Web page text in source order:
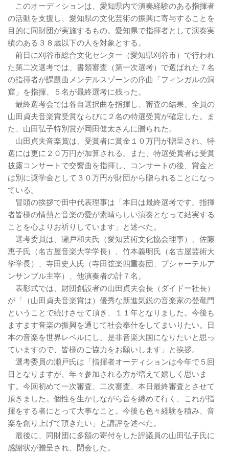
このオーディションは、愛知県内で演奏経験のある指揮者
の活動を支援し、愛知県の文化芸術の振興に寄与することを
目的に同財団が実施するもの。愛知県で指揮者として演奏実
績のある３８歳以下の人を対象とする。
前日に刈谷市総合文化センター（愛知県刈谷市）で行われ
た第二次選考では、書類審査（第一次選考）で選ばれた７名
の指揮者が課題曲メンデルスゾーンの序曲「フィンガルの洞
窟」を指揮、５名が最終選考に残った。
最終選考会では各自選択曲を指揮し、審査の結果、全員の
山田貞夫音楽賞受賞ならびに２名の特選受賞が確定した。ま
た、山田弘子特別賞が岡田健太さんに贈られた。
山田貞夫音楽賞は、受賞者に賞金１０万円が贈呈され、特
選には更に２０万円が加算される。また、特選受賞者は受賞
披露コンサートで交響曲を指揮し、コンサートの後、賞金と
は別に奨学金として３０万円が財団から贈られることになっ
ている。
冒頭の挨拶で田中代表理事は「本日は最終選考です。指揮
者皆様の情熱と音楽の愛が素晴らしい演奏となって結実する
ことを心よりお祈りしています」と述べた。
選考委員は、瀬戸和夫氏（愛知芸術文化協会理事）、佐藤
恵子氏（名古屋音楽大学学長）、竹本義明氏（名古屋芸術大
学学長）、寺田史人氏（寺田弦楽四重奏団、プシャーテルア
ンサンブル主宰）、他演奏者の計７名。
表彰式では、財団創設者の山田貞夫会長（ダイドー社長）
が「（山田貞夫音楽賞は）優秀な新進気鋭の音楽家の登竜門
ということで続けさせて頂き、１１年となりました。今後も
ますます音楽の振興を通じて社会奉仕をしてまいりたい。日
本の音楽を世界レベルにし、是非音楽大国になりたいと思っ
ていますので、皆様のご協力をお願いします」と挨拶。
選考委員の瀬戸氏は「指揮者オーディションは今年で５回
目となりますが、年々参加される方が増えて嬉しく思いま
す。今回初めて一次審査、二次審査、本日最終審査とさせて
頂きました。個性を生かしながら音を纏めて行く、これが指
揮をする者にとって大事なこと。今後も色々経験を積み、音
楽を創り上げて頂きたい」と講評を述べた。
最後に、同財団に多額の寄付をした評議員の山田弘子氏に
感謝状が贈呈され、閉会した。